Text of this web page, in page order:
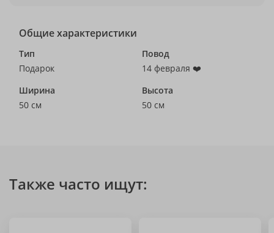
Общие характеристики
Тип
Подарок
Повод
14 февраля ❤️
Ширина
50 см
Высота
50 см
Также часто ищут: